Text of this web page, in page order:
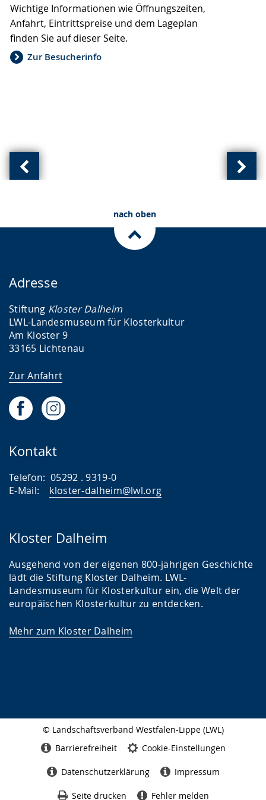
Vorherige
von
von
Wichtige Informationen wie Öffnungszeiten,
Anfahrt, Eintrittspreise und dem Lageplan
finden Sie auf dieser Seite.
Zur Besucherinfo
wechseln.
Deutscher
Gebärdensprache
wird
angezeigt.
nach oben
Adresse
Stiftung Kloster Dalheim
LWL-Landesmuseum für Klosterkultur
Am Kloster 9
33165 Lichtenau
Zur Anfahrt
Kontakt
Telefon: 05292 . 9319-0
E-Mail: kloster-dalheim@lwl.org
Kloster Dalheim
Ausgehend von der eigenen 800-jährigen Geschichte
lädt die Stiftung Kloster Dalheim. LWL-
Landesmuseum für Klosterkultur ein, die Welt der
europäischen Klosterkultur zu entdecken.
Mehr zum Kloster Dalheim
© Landschaftsverband Westfalen-Lippe (LWL)
Barrierefreiheit Cookie-Einstellungen
Datenschutzerklärung Impressum
Seite drucken Fehler melden